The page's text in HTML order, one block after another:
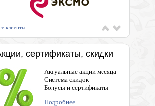
клиенты
сертификаты, скидки
Актуальные акции месяца
Система скидок
Бонусы и сертификаты
Подробнее